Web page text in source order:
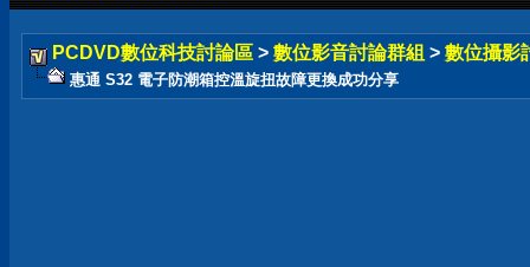
PCDVD數位科技討論區 > 數位影音討論群組 > 數位攝影
惠通 S32 電子防潮箱控溫旋扭故障更換成功分享